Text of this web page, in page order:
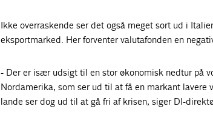
Ikke overraskende ser det også meget sort ud i
eksportmarked. Her forventer valutafonden en
- Der er især udsigt til en stor økonomisk nedtur på
Nordamerika, som ser ud til at få en markant
lande ser dog ud til at gå fri af krisen, siger DI-